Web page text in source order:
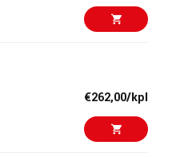
€211,00/kpl
€262,00/kpl